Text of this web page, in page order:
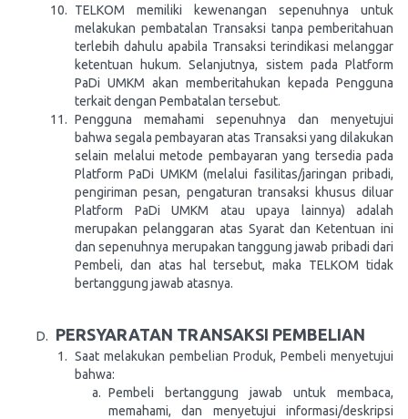
TELKOM memiliki kewenangan sepenuhnya untuk
melakukan pembatalan Transaksi tanpa pemberitahuan
terlebih dahulu apabila Transaksi terindikasi melanggar
ketentuan hukum. Selanjutnya, sistem pada Platform
PaDi UMKM akan memberitahukan kepada Pengguna
terkait dengan Pembatalan tersebut.
Pengguna memahami sepenuhnya dan menyetujui
bahwa segala pembayaran atas Transaksi yang dilakukan
selain melalui metode pembayaran yang tersedia pada
Platform PaDi UMKM (melalui fasilitas/jaringan pribadi,
pengiriman pesan, pengaturan transaksi khusus diluar
Platform PaDi UMKM atau upaya lainnya) adalah
merupakan pelanggaran atas Syarat dan Ketentuan ini
dan sepenuhnya merupakan tanggung jawab pribadi dari
Pembeli, dan atas hal tersebut, maka TELKOM tidak
bertanggung jawab atasnya.
PERSYARATAN TRANSAKSI PEMBELIAN
Saat melakukan pembelian Produk, Pembeli menyetujui
bahwa:
Pembeli bertanggung jawab untuk membaca,
memahami, dan menyetujui informasi/deskripsi